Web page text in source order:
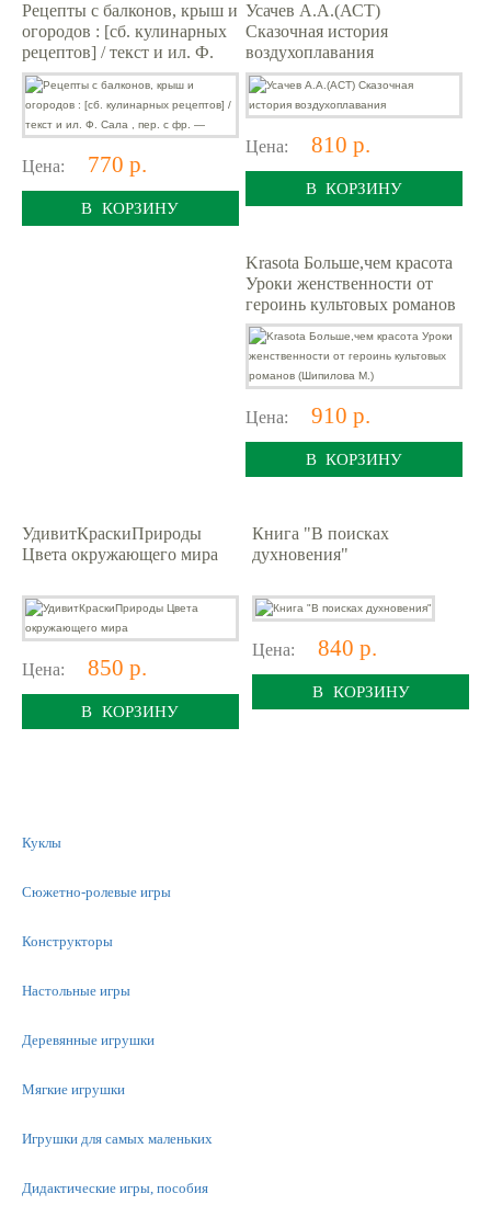
Рецепты с балконов, крыш и
огородов : [сб. кулинарных
рецептов] / текст и ил. Ф.
Сала , пер. с фр. —
Цена: 770 р.
В КОРЗИНУ
Усачев А.А.(АСТ)
Сказочная история
воздухоплавания
Цена: 810 р.
В КОРЗИНУ
Krasota Больше,чем красота
Уроки женственности от
героинь культовых романов
(Шипилова М.)
Цена: 910 р.
В КОРЗИНУ
УдивитКраскиПрироды
Цвета окружающего мира
Цена: 850 р.
В КОРЗИНУ
Книга "В поисках
духновения"
Цена: 840 р.
В КОРЗИНУ
Куклы
Сюжетно-ролевые игры
Конструкторы
Настольные игры
Деревянные игрушки
Мягкие игрушки
Игрушки для самых маленьких
Дидактические игры, пособия